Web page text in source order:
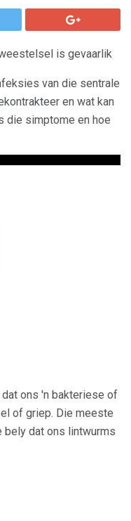
is gevaarlik
van die sentrale
en wat kan
die simptome en hoe
ons 'n bakteriese of
of griep. Die meeste
bely dat ons lintwurms